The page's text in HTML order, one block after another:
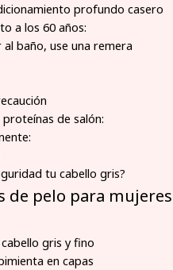
profundo casero
a los 60 años:
baño, use una remera
de salón:
tu cabello gris?
de pelo para mujeres
gris y fino
en capas